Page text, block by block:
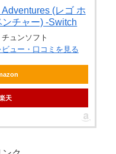
(レゴ ホ
チャー) -Switch
ュンソフト
ュー・口コミを見る
天